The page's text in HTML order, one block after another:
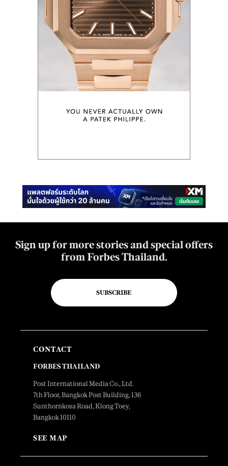
Sign up for more stories and special offers
from Forbes Thailand.
SUBSCRIBE
CONTACT
FORBES THAILAND
Post International Media Co., Ltd.
7th Floor, Bangkok Post Building, 136
Sunthornkosa Road, Klong Toey,
Bangkok 10110
SEE MAP